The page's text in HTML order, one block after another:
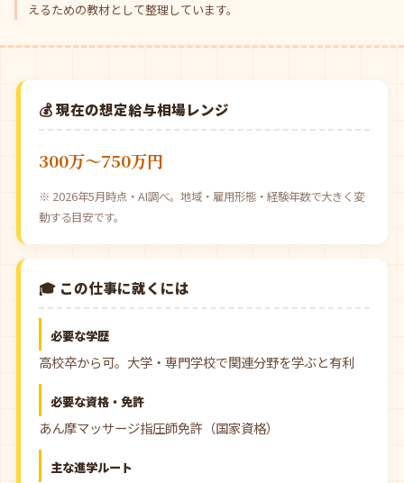
えるための教材として整理しています。
💰 現在の想定給与相場レンジ
300万〜750万円
※ 2026年5月時点・AI調べ。地域・雇用形態・経験年数で大きく変
動する目安です。
🎓 この仕事に就くには
必要な学歴
高校卒から可。大学・専門学校で関連分野を学ぶと有利
必要な資格・免許
あん摩マッサージ指圧師免許（国家資格）
主な進学ルート